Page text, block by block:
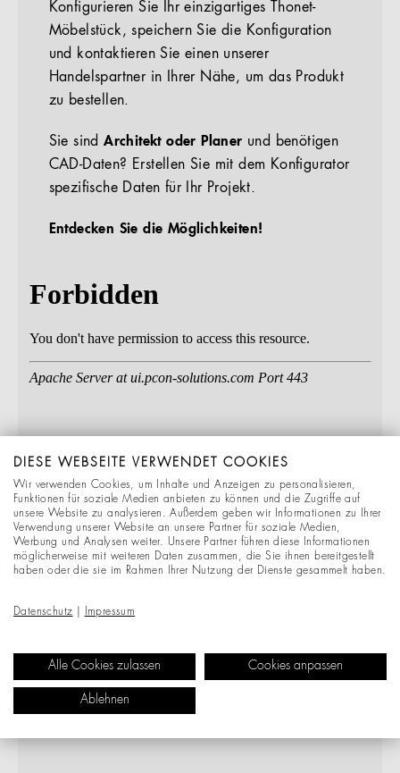
Konfigurieren Sie Ihr einzigartiges Thonet-
Möbelstück, speichern Sie die Konfiguration
und kontaktieren Sie einen unserer
Handelspartner in Ihrer Nähe, um das Produkt
zu bestellen.
Sie sindArchitekt oder Planer und benötigen
CAD-Daten? Erstellen Sie mit dem Konfigurator
spezifische Daten für Ihr Projekt.
Entdecken Sie die Möglichkeiten!
DIESE WEBSEITE VERWENDET COOKIES
Wir verwenden Cookies, um Inhalte und Anzeigen zu personalisieren,
Funktionen für soziale Medien anbieten zu können und die Zugriffe auf
unsere Website zu analysieren. Außerdem geben wir Informationen zu Ihrer
Verwendung unserer Website an unsere Partner für soziale Medien,
Werbung und Analysen weiter. Unsere Partner führen diese Informationen
möglicherweise mit weiteren Daten zusammen, die Sie ihnen bereitgestellt
haben oder die sie im Rahmen Ihrer Nutzung der Dienste gesammelt haben.
Datenschutz Impressum
Alle Cookies zulassen Cookies anpassen
Ablehnen